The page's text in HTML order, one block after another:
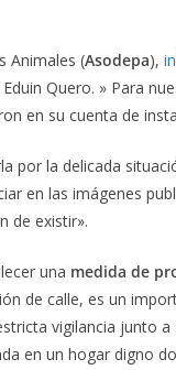
Animales (Asodepa),
Quero. » Para
en su cuenta de
por la delicada
en las imágenes
de existir».
una medida de
de calle, es un
vigilancia junto
en un hogar digno